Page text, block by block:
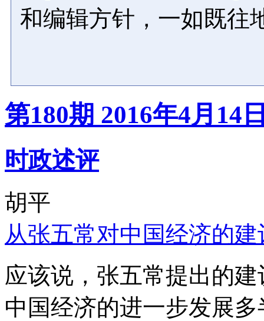
和编辑方针，一如既往
第180期 2016年4月14
时政述评
胡平
从张五常对中国经济的
应该说，张五常提出的
中国经济的进一步发展